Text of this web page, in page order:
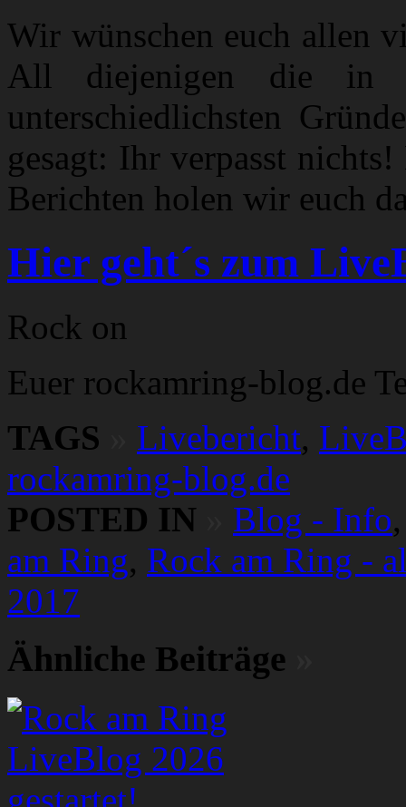
Wir wünschen euch allen
All diejenigen die in
unterschiedlichsten
gesagt: Ihr verpasst
Berichten holen wir euch
Hier geht´s zum
Rock on
Euer rockamring-blog.de
TAGS
Livebericht,
rockamring-blog.de
POSTED IN
Blog - Info
am Ring, Rock am Ring -
2017
Ähnliche Beiträge